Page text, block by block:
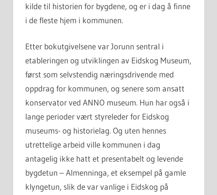
kilde til historien for bygdene, og er i dag å finne
i de fleste hjem i kommunen.
Etter bokutgivelsene var Jorunn sentral i
etableringen og utviklingen av Eidskog Museum,
først som selvstendig næringsdrivende med
oppdrag for kommunen, og senere som ansatt
konservator ved ANNO museum. Hun har også i
lange perioder vært styreleder for Eidskog
museums- og historielag. Og uten hennes
utrettelige arbeid ville kommunen i dag
antagelig ikke hatt et presentabelt og levende
bygdetun – Almenninga, et eksempel på gamle
klyngetun, slik de var vanlige i Eidskog på